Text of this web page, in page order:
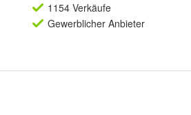
1154 Verkäufe
Gewerblicher Anbieter